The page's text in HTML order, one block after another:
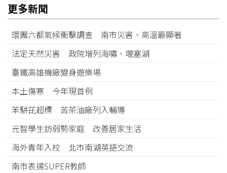
更多新聞
環團六都氣候衝擊調查 南市災害、高溫最顯著
法定天然災害 政院增列海嘯、堰塞湖
臺鐵高雄機廠變身遊樂場
本土傷寒 今年現首例
苯駢芘超標 苦茶油廠列入輔導
元智學生訪弱勢家庭 改善居家生活
海外青年入校 北市南湖英語交流
南市表揚SUPER教師